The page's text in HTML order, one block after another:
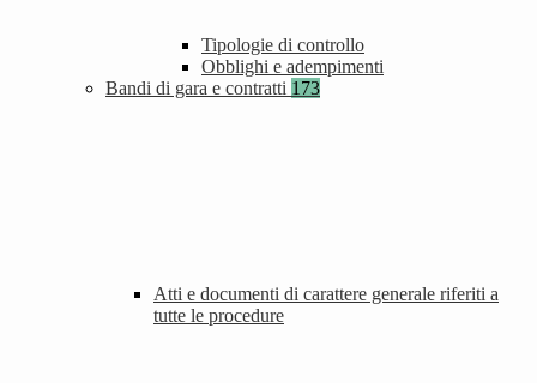
Tipologie di controllo
Obblighi e adempimenti
Bandi di gara e contratti 173
Atti e documenti di carattere generale riferiti a
tutte le procedure